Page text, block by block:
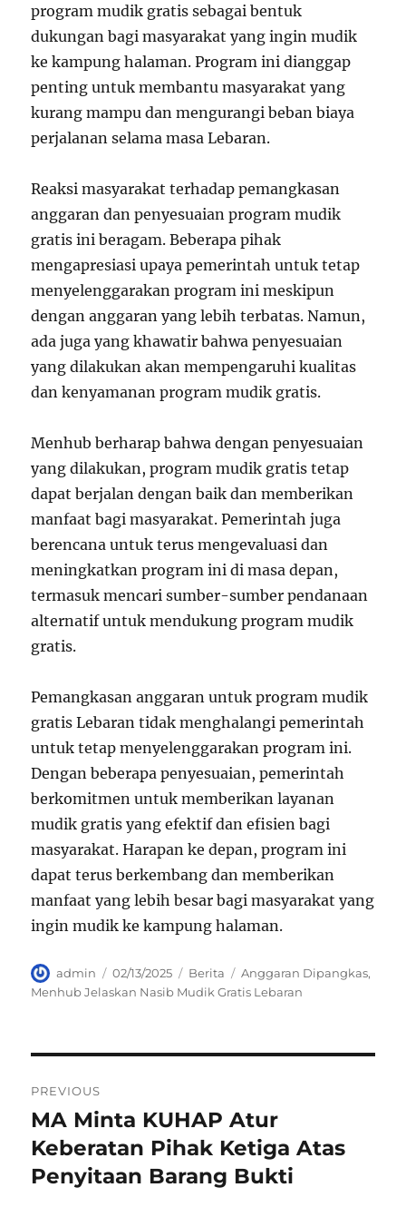
program mudik gratis sebagai bentuk
dukungan bagi masyarakat yang ingin mudik
ke kampung halaman. Program ini dianggap
penting untuk membantu masyarakat yang
kurang mampu dan mengurangi beban biaya
perjalanan selama masa Lebaran.
Reaksi masyarakat terhadap pemangkasan
anggaran dan penyesuaian program mudik
gratis ini beragam. Beberapa pihak
mengapresiasi upaya pemerintah untuk tetap
menyelenggarakan program ini meskipun
dengan anggaran yang lebih terbatas. Namun,
ada juga yang khawatir bahwa penyesuaian
yang dilakukan akan mempengaruhi kualitas
dan kenyamanan program mudik gratis.
Menhub berharap bahwa dengan penyesuaian
yang dilakukan, program mudik gratis tetap
dapat berjalan dengan baik dan memberikan
manfaat bagi masyarakat. Pemerintah juga
berencana untuk terus mengevaluasi dan
meningkatkan program ini di masa depan,
termasuk mencari sumber-sumber pendanaan
alternatif untuk mendukung program mudik
gratis.
Pemangkasan anggaran untuk program mudik
gratis Lebaran tidak menghalangi pemerintah
untuk tetap menyelenggarakan program ini.
Dengan beberapa penyesuaian, pemerintah
berkomitmen untuk memberikan layanan
mudik gratis yang efektif dan efisien bagi
masyarakat. Harapan ke depan, program ini
dapat terus berkembang dan memberikan
manfaat yang lebih besar bagi masyarakat yang
ingin mudik ke kampung halaman.
Author
admin
Posted
on
02/13/2025 Categories
Berita Tags
Anggaran Dipangkas,
Menhub Jelaskan Nasib Mudik Gratis Lebaran
pos
PREVIOUS
Previous
post:
MA Minta KUHAP Atur
Keberatan Pihak Ketiga Atas
Penyitaan Barang Bukti